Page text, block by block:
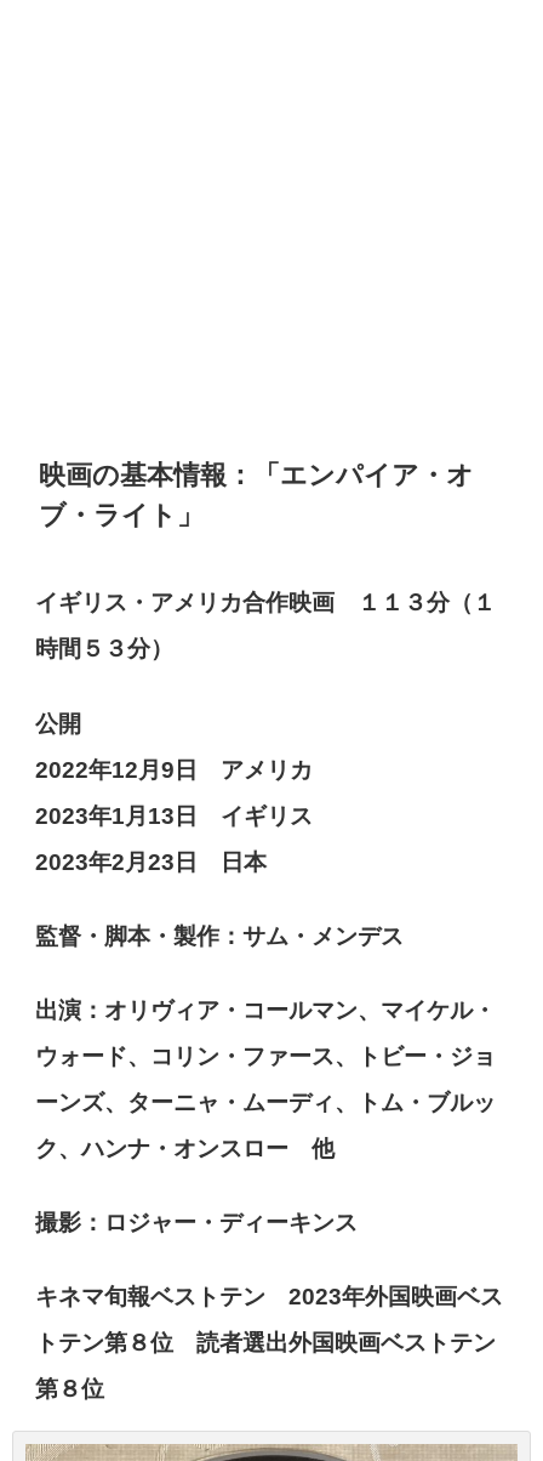
映画の基本情報：「エンパイア・オ
ブ・ライト」
イギリス・アメリカ合作映画 １１３分（１
時間５３分）
公開
2022年12月9日 アメリカ
2023年1月13日 イギリス
2023年2月23日 日本
監督・脚本・製作：サム・メンデス
出演：オリヴィア・コールマン、マイケル・
ウォード、コリン・ファース、トビー・ジョ
ーンズ、ターニャ・ムーディ、トム・ブルッ
ク、ハンナ・オンスロー 他
撮影：ロジャー・ディーキンス
キネマ旬報ベストテン 2023年外国映画ベス
トテン第８位 読者選出外国映画ベストテン
第８位